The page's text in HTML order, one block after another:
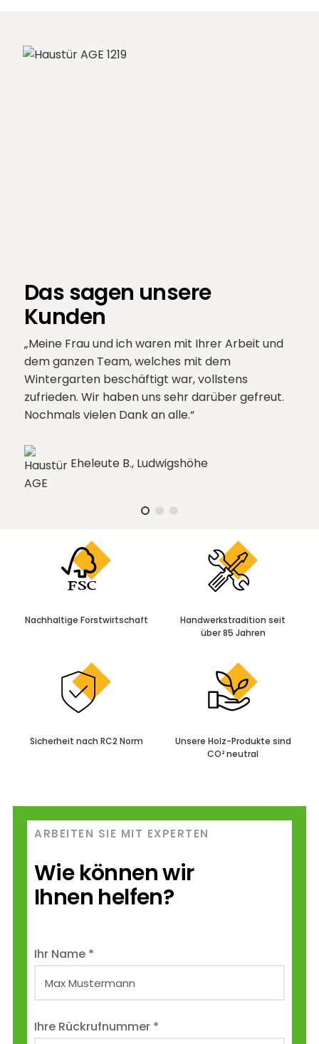
Das sagen unsere
Kunden
Meine Frau und ich waren mit Ihrer Arbeit und
dem ganzen Team, welches mit dem
Wintergarten beschäftigt war, vollstens
zufrieden. Wir haben uns sehr darüber gefreut.
Nochmals vielen Dank an alle.
Eheleute B., Ludwigshöhe
Nachhaltige Forstwirtschaft Handwerkstradition seit
über 85 Jahren
Sicherheit nach RC2 Norm Unsere Holz-Produkte sind
CO² neutral
ARBEITEN SIE MIT EXPERTEN
Wie können wir
Ihnen helfen?
Ihr Name *
Ihre Rückrufnummer *